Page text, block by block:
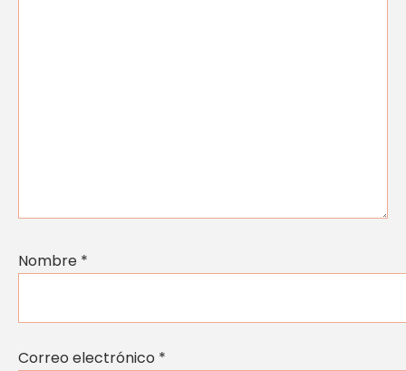
Nombre *
Correo electrónico *